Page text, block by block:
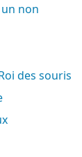
non
des souris